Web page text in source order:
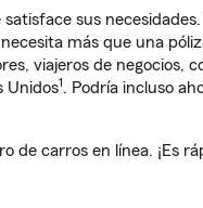
satisface sus
necesita más que una
viajeros de negocios,
Unidos1. Podría incluso
de carros en línea. ¡Es